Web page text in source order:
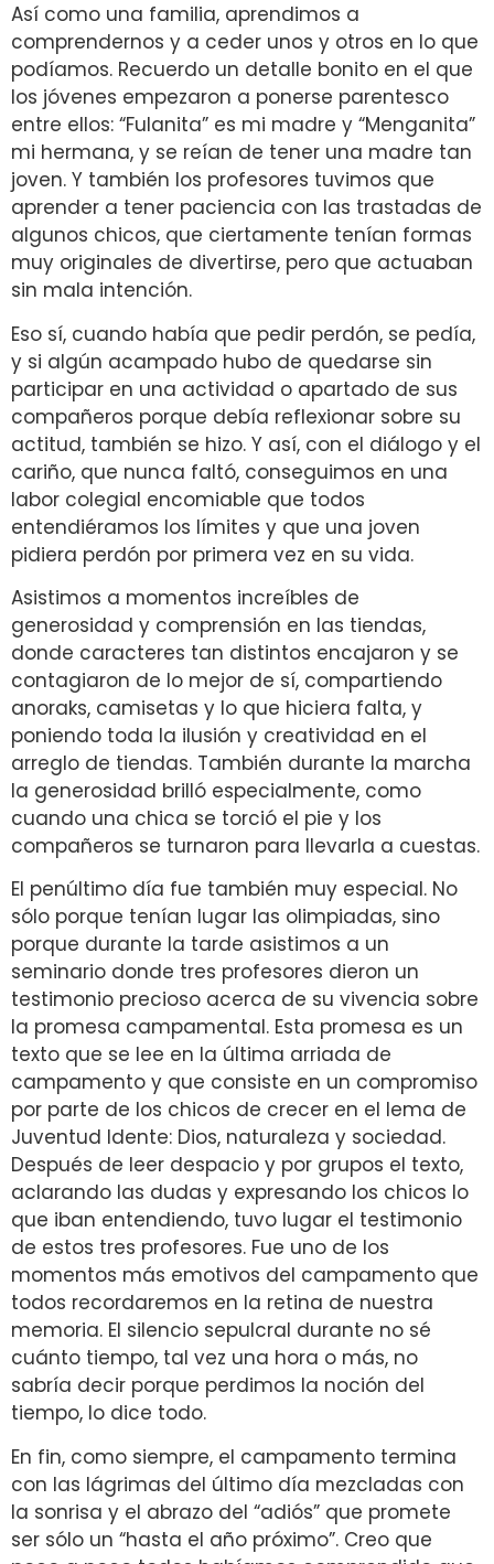
Así como una familia, aprendimos a
comprendernos y a ceder unos y otros en lo que
podíamos. Recuerdo un detalle bonito en el que
los jóvenes empezaron a ponerse parentesco
entre ellos: “Fulanita” es mi madre y “Menganita”
mi hermana, y se reían de tener una madre tan
joven. Y también los profesores tuvimos que
aprender a tener paciencia con las trastadas de
algunos chicos, que ciertamente tenían formas
muy originales de divertirse, pero que actuaban
sin mala intención.
Eso sí, cuando había que pedir perdón, se pedía,
y si algún acampado hubo de quedarse sin
participar en una actividad o apartado de sus
compañeros porque debía reflexionar sobre su
actitud, también se hizo. Y así, con el diálogo y el
cariño, que nunca faltó, conseguimos en una
labor colegial encomiable que todos
entendiéramos los límites y que una joven
pidiera perdón por primera vez en su vida.
Asistimos a momentos increíbles de
generosidad y comprensión en las tiendas,
donde caracteres tan distintos encajaron y se
contagiaron de lo mejor de sí, compartiendo
anoraks, camisetas y lo que hiciera falta, y
poniendo toda la ilusión y creatividad en el
arreglo de tiendas. También durante la marcha
la generosidad brilló especialmente, como
cuando una chica se torció el pie y los
compañeros se turnaron para llevarla a cuestas.
El penúltimo día fue también muy especial. No
sólo porque tenían lugar las olimpiadas, sino
porque durante la tarde asistimos a un
seminario donde tres profesores dieron un
testimonio precioso acerca de su vivencia sobre
la promesa campamental. Esta promesa es un
texto que se lee en la última arriada de
campamento y que consiste en un compromiso
por parte de los chicos de crecer en el lema de
Juventud Idente: Dios, naturaleza y sociedad.
Después de leer despacio y por grupos el texto,
aclarando las dudas y expresando los chicos lo
que iban entendiendo, tuvo lugar el testimonio
de estos tres profesores. Fue uno de los
momentos más emotivos del campamento que
todos recordaremos en la retina de nuestra
memoria. El silencio sepulcral durante no sé
cuánto tiempo, tal vez una hora o más, no
sabría decir porque perdimos la noción del
tiempo, lo dice todo.
En fin, como siempre, el campamento termina
con las lágrimas del último día mezcladas con
la sonrisa y el abrazo del “adiós” que promete
ser sólo un “hasta el año próximo”. Creo que